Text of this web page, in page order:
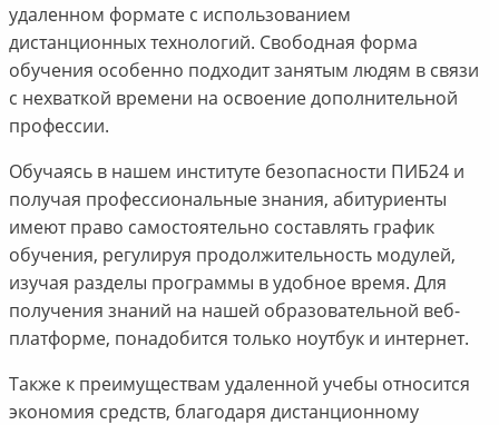
удаленном формате с использованием
дистанционных технологий. Свободная форма
обучения особенно подходит занятым людям в связи
с нехваткой времени на освоение дополнительной
профессии.
Обучаясь в нашем институте безопасности ПИБ24 и
получая профессиональные знания, абитуриенты
имеют право самостоятельно составлять график
обучения, регулируя продолжительность модулей,
изучая разделы программы в удобное время. Для
получения знаний на нашей образовательной веб-
платформе, понадобится только ноутбук и интернет.
Также к преимуществам удаленной учебы относится
экономия средств, благодаря дистанционному